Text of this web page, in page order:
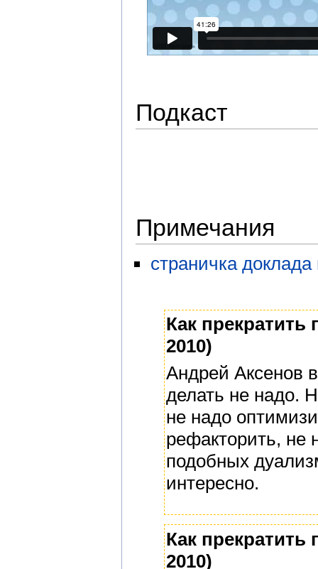
Подкаст
Примечания
страничка
Как прекратить
2010)
Андрей Аксенов
делать не надо.
не надо
рефакторить, не
подобных
интересно.
Как прекратить
2010)